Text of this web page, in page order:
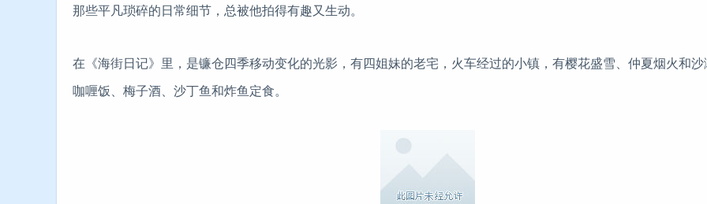
那些平凡琐碎的日常细节，总被他拍得有趣又生动。
在《海街日记》里，是镰仓四季移动变化的光影，有四姐妹的老宅，火车经过的小镇，有樱花盛雪、仲夏烟火和
咖喱饭、梅子酒、沙丁鱼和炸鱼定食。